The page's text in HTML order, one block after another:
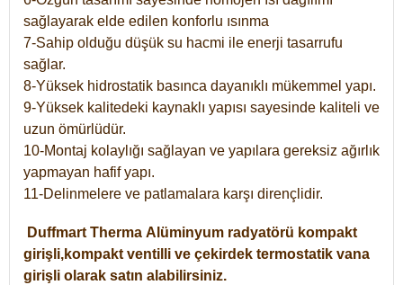
sağlayarak elde edilen konforlu ısınma
7-Sahip olduğu düşük su hacmi ile enerji tasarrufu
sağlar.
8-Yüksek hidrostatik basınca dayanıklı mükemmel yapı.
9-Yüksek kalitedeki kaynaklı yapısı sayesinde kaliteli ve
uzun ömürlüdür.
10-Montaj kolaylığı sağlayan ve yapılara gereksiz ağırlık
yapmayan hafif yapı.
11-Delinmelere ve patlamalara karşı dirençlidir.
Duffmart Therma Alüminyum radyatörü kompakt
girişli,kompakt ventilli ve çekirdek termostatik vana
girişli olarak satın alabilirsiniz.